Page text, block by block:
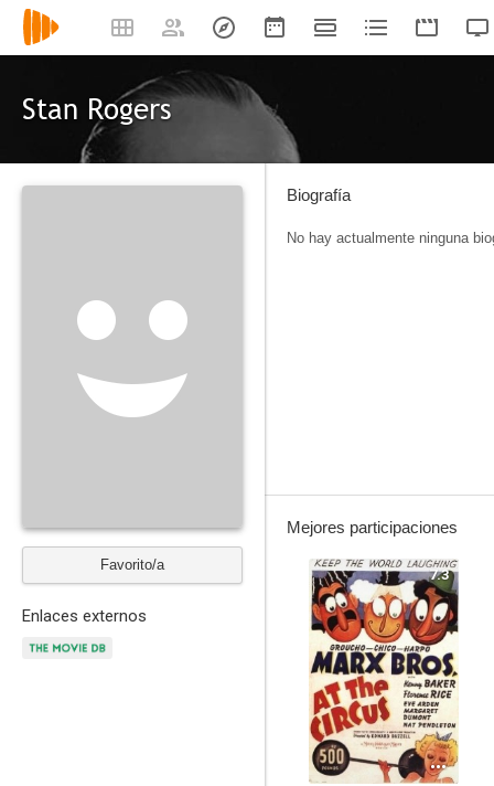
Stan Rogers
Favorito/a
Enlaces externos
Biografía
No hay actualmente ninguna
Mejores participaciones
7.3